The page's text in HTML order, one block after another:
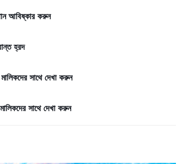
আবিষ্কার করুন
হ্রদ
সাথে দেখা করুন
সাথে দেখা করুন